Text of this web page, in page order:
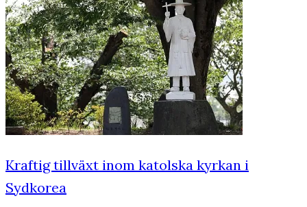
Kraftig tillväxt inom katolska kyrkan i
Sydkorea